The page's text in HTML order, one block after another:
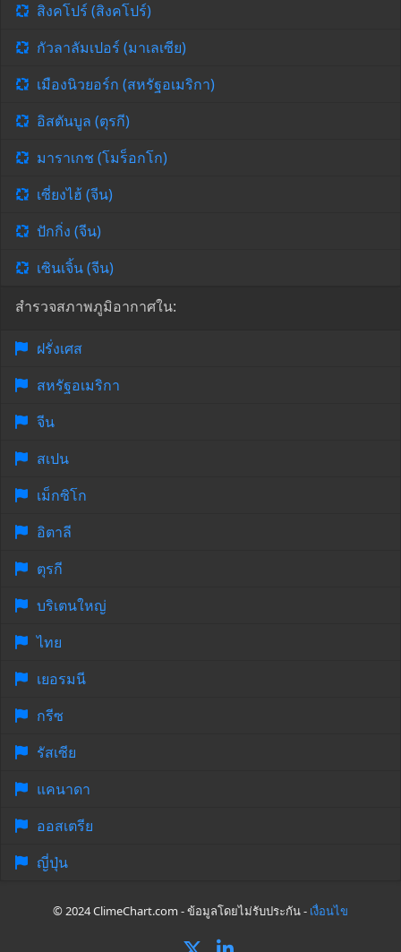
สิงคโปร์ (สิงคโปร์)
กัวลาลัมเปอร์ (มาเลเซีย)
เมืองนิวยอร์ก (สหรัฐอเมริกา)
อิสตันบูล (ตุรกี)
มาราเกช (โมร็อกโก)
เซี่ยงไฮ้ (จีน)
ปักกิ่ง (จีน)
เซินเจิ้น (จีน)
สำรวจสภาพภูมิอากาศใน:
ฝรั่งเศส
สหรัฐอเมริกา
จีน
สเปน
เม็กซิโก
อิตาลี
ตุรกี
บริเตนใหญ่
ไทย
เยอรมนี
กรีซ
รัสเซีย
แคนาดา
ออสเตรีย
ญี่ปุ่น
© 2024 ClimeChart.com - ข้อมูลโดยไม่รับประกัน - เงื่อนไข